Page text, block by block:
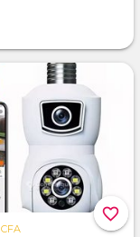
favorite_border
CFA